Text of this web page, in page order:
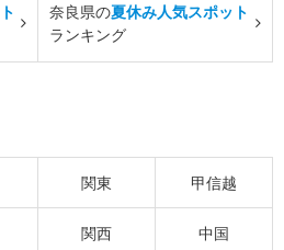
奈良県の夏休み人気スポット
ランキング
関東 甲信越
関西 中国